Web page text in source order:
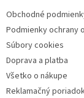
Obchodné
Podmienky ochrany
Súbory cookies
Doprava a platba
Všetko o nákupe
Reklamačný